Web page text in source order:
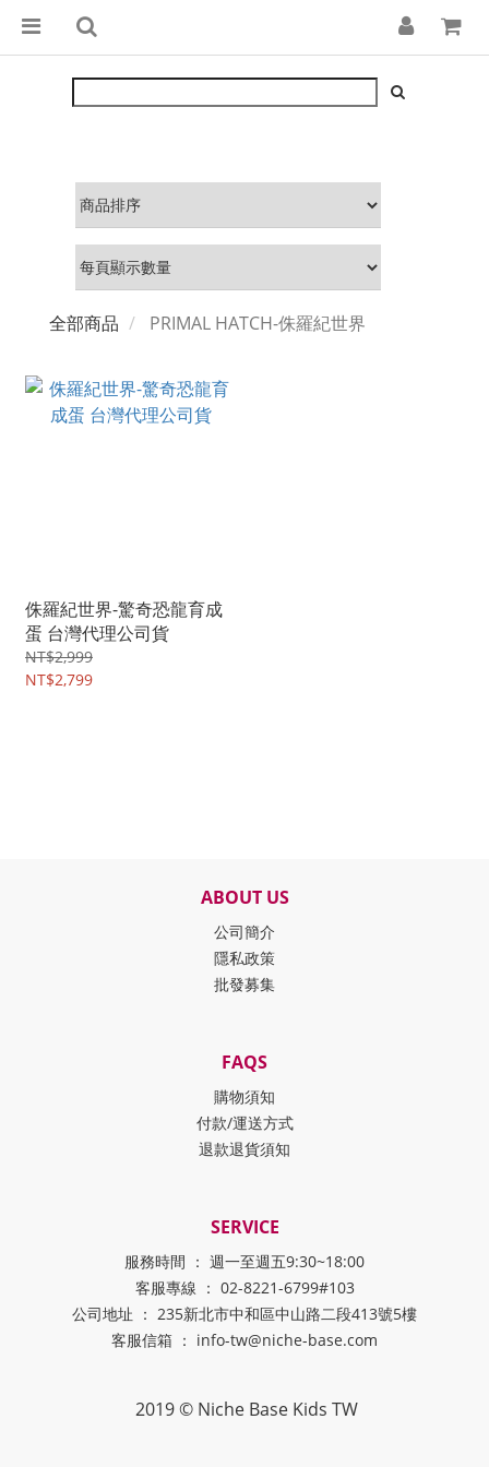
全部商品 PRIMAL HATCH-侏羅紀世界
侏羅紀世界-驚奇恐龍育成
蛋 台灣代理公司貨
NT$2,999
NT$2,799
ABOUT US
公司簡介
隱私政策
批發募集
FAQS
購物須知
付款/運送方式
退款退貨須知
SERVICE
服務時間 ： 週一至週五9:30~18:00
客服專線 ： 02-8221-6799#103
公司地址 ： 235新北市中和區中山路二段413號5樓
客服信箱 ： info-tw@niche-base.com
2019 © Niche Base Kids TW